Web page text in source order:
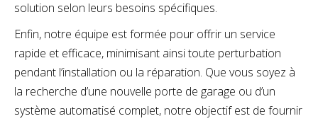
solution selon leurs besoins spécifiques.
Enfin, notre équipe est formée pour offrir un service
rapide et efficace, minimisant ainsi toute perturbation
pendant l’installation ou la réparation. Que vous soyez à
la recherche d’une nouvelle porte de garage ou d’un
système automatisé complet, notre objectif est de fournir